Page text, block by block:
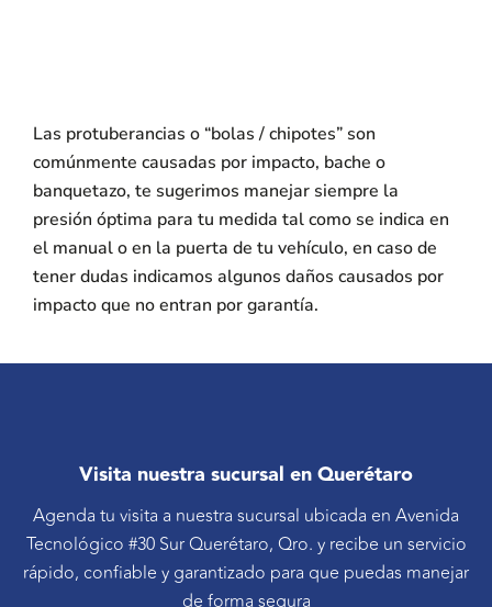
Las protuberancias o “bolas / chipotes” son
comúnmente causadas por impacto, bache o
banquetazo, te sugerimos manejar siempre la
presión óptima para tu medida tal como se indica en
el manual o en la puerta de tu vehículo, en caso de
tener dudas indicamos algunos daños causados por
impacto que no entran por garantía.
Visita nuestra sucursal en Querétaro
Agenda tu visita a nuestra sucursal ubicada en Avenida
Tecnológico #30 Sur Querétaro, Qro. y recibe un servicio
rápido, confiable y garantizado para que puedas manejar
de forma segura